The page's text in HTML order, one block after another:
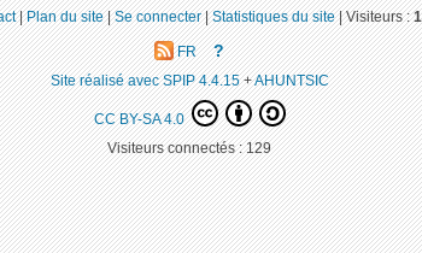
|Plan du site|Se connecter|Statistiques du site|Visiteurs :
FR ?
Site réalisé avec SPIP 4.4.15+AHUNTSIC
CC BY-SA 4.0
Visiteurs connectés :129